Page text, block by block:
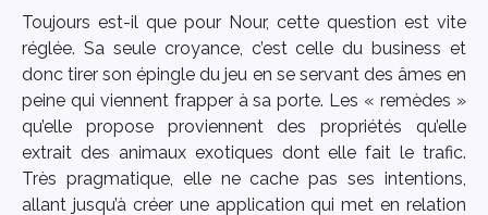
Toujours est-il que pour Nour, cette question est vite
réglée. Sa seule croyance, c’est celle du business et
donc tirer son épingle du jeu en se servant des âmes en
peine qui viennent frapper à sa porte. Les « remèdes »
qu’elle propose proviennent des propriétés qu’elle
extrait des animaux exotiques dont elle fait le trafic.
Très pragmatique, elle ne cache pas ses intentions,
allant jusqu’à créer une application qui met en relation